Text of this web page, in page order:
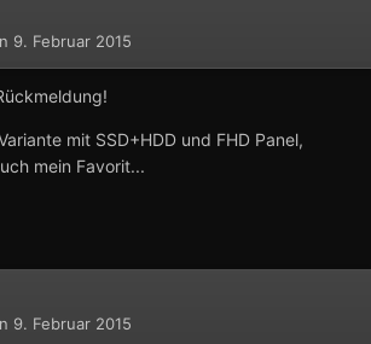
9. Februar 2015
mit SSD+HDD und FHD Panel,
mein Favorit...
9. Februar 2015